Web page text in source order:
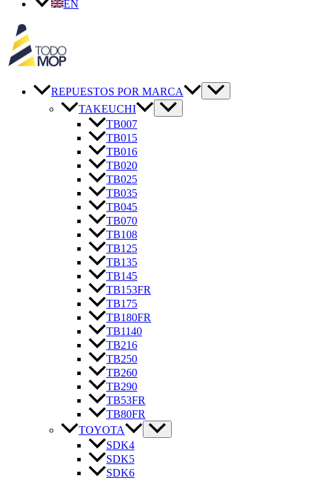
EN
REPUESTOS POR MARCA
TAKEUCHI
TB007
TB015
TB016
TB020
TB025
TB035
TB045
TB070
TB108
TB125
TB135
TB145
TB153FR
TB175
TB180FR
TB1140
TB216
TB250
TB260
TB290
TB53FR
TB80FR
TOYOTA
SDK4
SDK5
SDK6